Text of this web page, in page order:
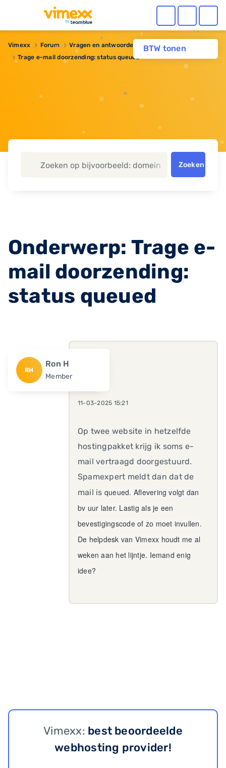
BTW tonen
Vimexx Forum
Vragen en antwoorden
Trage e-mail doorzending: status queued
Zoeken
Onderwerp: Trage e-
mail doorzending:
status queued
RH
Ron H
Member
11-03-2025 15:21
Op twee website in hetzelfde
hostingpakket krijg ik soms e-
mail vertraagd doorgestuurd.
Spamexpert meldt dan dat de
mail is queued. Aflevering volgt dan
bv uur later. Lastig als je een
bevestigingscode of zo moet invullen.
De helpdesk van Vimexx houdt me al
weken aan het lijntje. Iemand enig
idee?
Vimexx: best beoordeelde
webhosting provider!